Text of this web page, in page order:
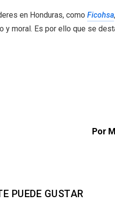
en Honduras, comoFicohsa
y moral. Es por ello que se
Por
PUEDE GUSTAR